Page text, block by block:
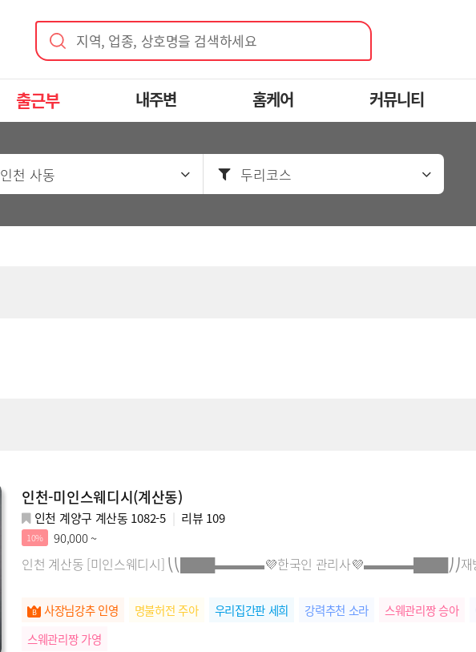
지역, 업종, 상호명을 검색하세요
출근부 내주변 홈케어 커뮤니티
인천 사동 두리코스
인천-미인스웨디시(계산동)
인천 계양구 계산동 1082-5 리뷰 109
10% 90,000 ~
인천 계산동 [미인스웨디시] ⎝⎝████▬▬▬▬💜한국인 관리사💜▬▬▬▬████⎠⎠재방
사장님강추 인영 명불허전 주아 우리집간판 세희 강력추천 소라 스웨관리짱 승아
스웨관리짱 가영